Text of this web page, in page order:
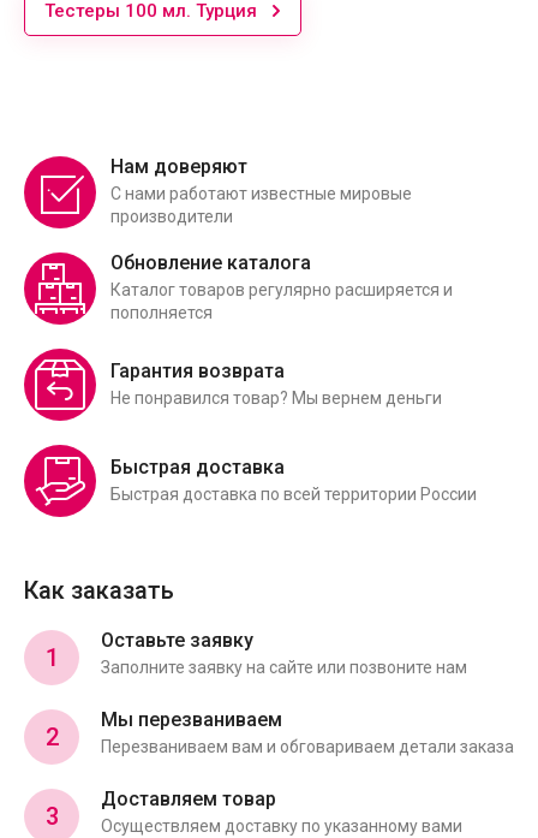
Тестеры 100 мл. Турция
Нам доверяют
С нами работают известные мировые
производители
Обновление каталога
Каталог товаров регулярно расширяется и
пополняется
Гарантия возврата
Не понравился товар? Мы вернем деньги
Быстрая доставка
Быстрая доставка по всей территории России
Как заказать
1
Оставьте заявку
Заполните заявку на сайте или позвоните нам
2
Мы перезваниваем
Перезваниваем вам и обговариваем детали заказа
3
Доставляем товар
Осуществляем доставку по указанному вами